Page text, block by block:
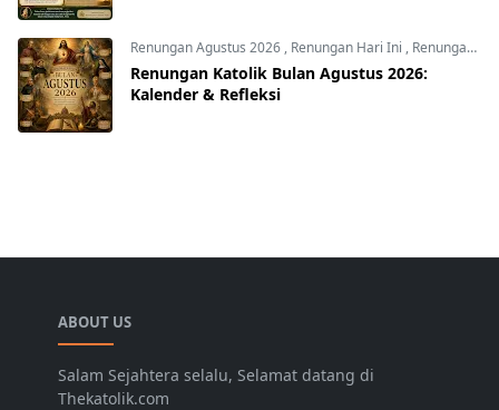
Renungan Agustus 2026 , Renungan Hari Ini , Renungan harian
Renungan Katolik Bulan Agustus 2026:
Kalender & Refleksi
ABOUT US
Salam Sejahtera selalu, Selamat datang di
Thekatolik.com